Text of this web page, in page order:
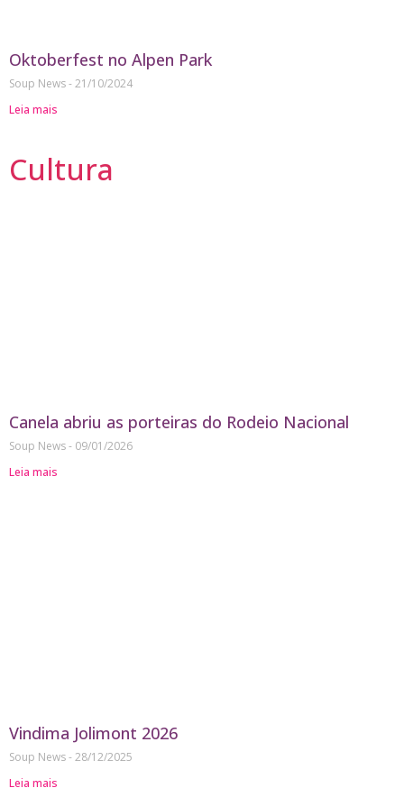
Oktoberfest no Alpen Park
Soup News 21/10/2024
Leia mais
Cultura
Canela abriu as porteiras do Rodeio Nacional
Soup News
09/01/2026
Leia mais
Vindima Jolimont 2026
Soup News 28/12/2025
Leia mais